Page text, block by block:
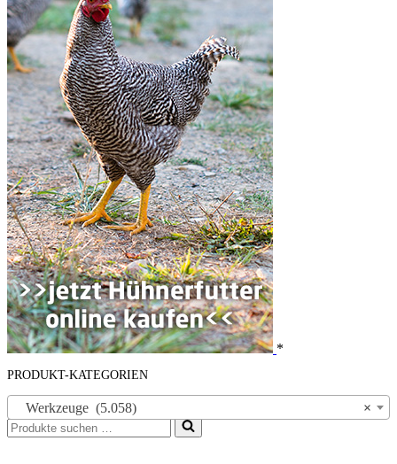
*
PRODUKT-KATEGORIEN
×
Werkzeuge (5.058)
Suchen
nach …